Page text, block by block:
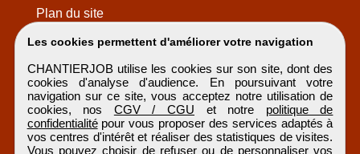
Les cookies permettent d'améliorer votre navigation
CHANTIERJOB utilise les cookies sur son site, dont des
cookies d'analyse d'audience. En poursuivant votre
navigation sur ce site, vous acceptez notre utilisation de
cookies, nos CGV / CGU et notre politique de
confidentialitépour vous proposer des services adaptés à
vos centres d'intérêt et réaliser des statistiques de visites.
Vous pouvez choisir de refuser ou de personnaliser vos
Plan du site